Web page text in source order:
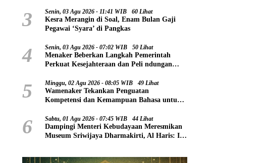
3 Senin, 03 Agu 2026 - 11:41 WIB 60 Lihat
Kesra Merangin di Soal, Enam Bulan Gaji
Pegawai ‘Syara’ di Pangkas
4 Senin, 03 Agu 2026 - 07:02 WIB 50 Lihat
Menaker Beberkan Langkah Pemerintah
Perkuat Kesejahteraan dan Peli ndungan
5 Minggu, 02 Agu 2026 - 08:05 WIB 49 Lihat
Wamenaker Tekankan Penguatan
Kompetensi dan Kemampuan Bahasa untuk
6 Sabtu, 01 Agu 2026 - 07:45 WIB 44 Lihat
Dampingi Menteri Kebudayaan Meresmikan
Museum Sriwijaya Dharmakirti, Al Haris: Ini